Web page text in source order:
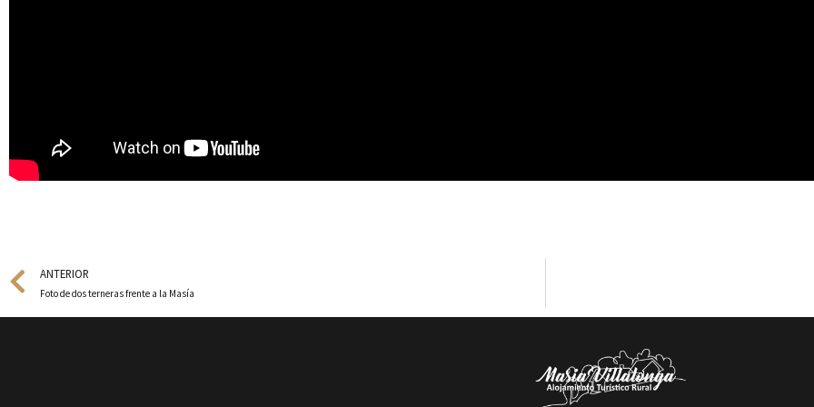
Prev
ANTERIOR
Foto de dos terneras frente a la Masía